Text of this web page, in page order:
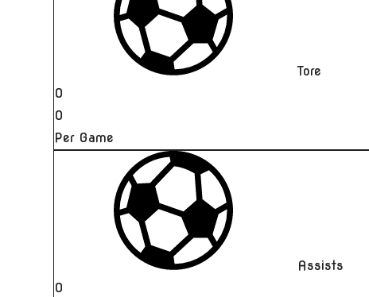
Tore
0
0
Per Game
Assists
0